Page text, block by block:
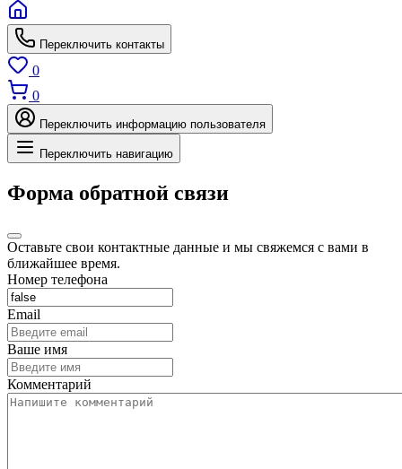
Переключить контакты
0
0
Переключить информацию пользователя
Переключить навигацию
Форма обратной связи
Оставьте свои контактные данные и мы свяжемся с вами в
ближайшее время.
Номер телефона
Email
Ваше имя
Комментарий